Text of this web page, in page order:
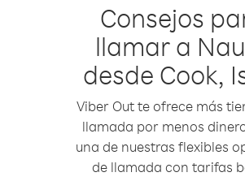
Consejos
llamar a
desde Cook,
Viber Out te ofrece más
llamada por menos
una de nuestras flexibles
de llamada con tarifas